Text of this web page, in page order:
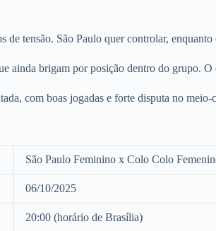
tensão. São Paulo quer controlar,
ainda brigam por posição dentro do grupo.
com boas jogadas e forte disputa no
São Paulo Feminino x Colo Colo
06/10/2025
20:00 (horário de Brasília)